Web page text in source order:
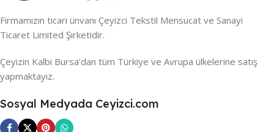
Firmamızın ticari ünvanı Çeyizci Tekstil Mensucat ve Sanayi
Ticaret Limited Şirketidir.
Çeyizin Kalbi Bursa’dan tüm Türkiye ve Avrupa ülkelerine satış
yapmaktayız.
Sosyal Medyada Ceyizci.com